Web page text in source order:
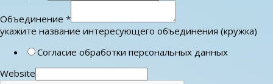
Объединение *
укажите название интересующего объединения (кружка)
Согласие обработки персональных данных
Website